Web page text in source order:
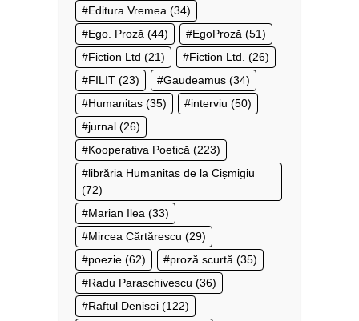
Editura Vremea (34)
Ego. Proză (44) EgoProză (51)
Fiction Ltd (21) Fiction Ltd. (26)
FILIT (23) Gaudeamus (34)
Humanitas (35) interviu (50)
jurnal (26)
Kooperativa Poetică (223)
librăria Humanitas de la Cișmigiu
(72)
Marian Ilea (33)
Mircea Cărtărescu (29)
poezie (62) proză scurtă (35)
Radu Paraschivescu (36)
Raftul Denisei (122)